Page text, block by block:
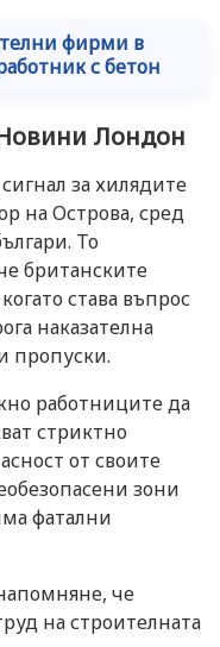
фирми в
с бетон
Лондон
за хилядите
на Острова, сред
То
британските
става въпрос
наказателна
пропуски.
работниците да
стриктно
от своите
зони
фатални
че
на строителната